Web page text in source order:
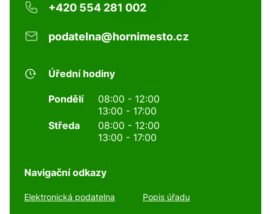
+420 554 281 002
podatelna@hornimesto.cz
Úřední hodiny
Pondělí
08:00 - 12:00
13:00 - 17:00
Středa
08:00 - 12:00
13:00 - 17:00
Navigační odkazy
Elektronická podatelna Popis úřadu